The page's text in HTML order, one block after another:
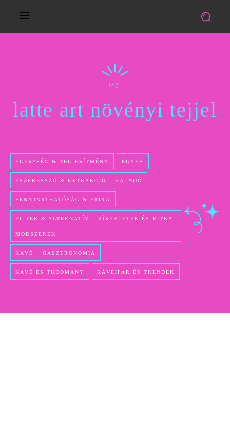
tag:
latte art növényi tejjel
EGÉSZSÉG & TELJESÍTMÉNY EGYÉB
ESZPRESSZÓ & EXTRAKCIÓ – HALADÓ
FENNTARTHATÓSÁG & ETIKA
FILTER & ALTERNATÍV – KÍSÉRLETEK ÉS RITKA
MÓDSZEREK
KÁVÉ + GASZTRONÓMIA
KÁVÉ ÉS TUDOMÁNY KÁVÉIPAR ÉS TRENDEK